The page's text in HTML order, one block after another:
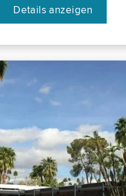
Details anzeigen